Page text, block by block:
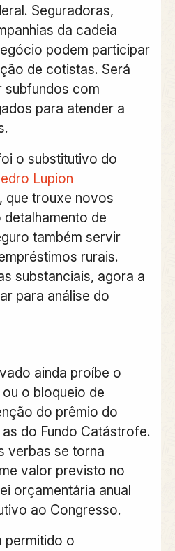
Seguradoras,
da cadeia
podem participar
de cotistas. Será
subfundos com
para atender a
o substitutivo do
Lupion
, que trouxe novos
de
também servir
rurais.
substanciais, agora a
para análise do
ainda proíbe o
o bloqueio de
do prêmio do
do Fundo Catástrofe.
verbas se torna
valor previsto no
orçamentária anual
ao Congresso.
permitido o